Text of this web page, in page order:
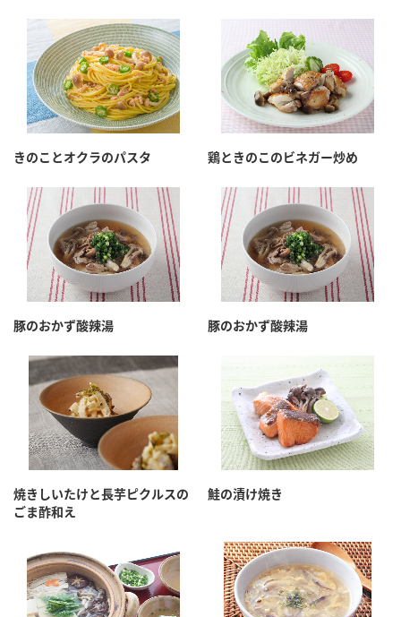
納豆 Fibee
千夜
スペシャルサイト
お酢を知ろう！
すしラボ
ぽん酢サワー
鍋奉行マニュアル
ミツカンのCM
ロングセラー商品 ＋ おすすめレシピ
人気商品 ＋ おすすめレシピ
MIM（ミツカンミュージアム）
各部門が大切にしていること
おいしさと健康への取り組み
キッザニア東京「ぽん酢工房」
よくあるご質問
お問い合わせ
ミツカン公式通販
検索
業務用サイト ミツカングループについて 製造所固有記号一覧
きのことオクラのパスタ 鶏ときのこのビネガー炒め
豚のおかず酸辣湯 豚のおかず酸辣湯
焼きしいたけと長芋ピクルスの
ごま酢和え
鮭の漬け焼き